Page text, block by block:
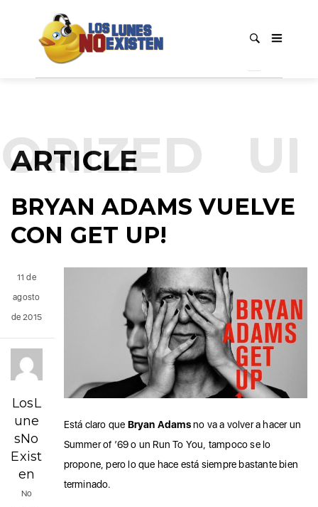
ARTICLE
BRYAN ADAMS VUELVE
CON GET UP!
Está claro que Bryan Adamsno va a volver a hacer un
Summer of ’69 o un Run To You, tampoco se lo
propone, pero lo que hace está siempre bastante bien
terminado.
11 de
agosto
de 2015
LosL
une
sNo
Exist
en
No